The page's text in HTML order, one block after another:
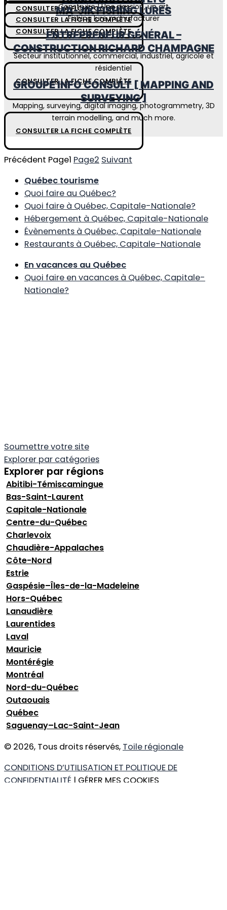
CONSULTER LA FICHE COMPLÈTE
Construire | Une passion, un art
CONSULTER LA FICHE COMPLÈTE
MA-JIK FISHING LURES
Fishing lure manufacturer
CONSULTER LA FICHE COMPLÈTE
ENTREPRENEUR GÉNÉRAL –
CONSTRUCTION RICHARD CHAMPAGNE
Secteur institutionnel, commercial, industriel, agricole et
résidentiel
CONSULTER LA FICHE COMPLÈTE
GROUPE INFO CONSULT [ MAPPING AND
SURVEYING ]
Mapping, surveying, digital imaging, photogrammetry, 3D
terrain modelling, and much more.
CONSULTER LA FICHE COMPLÈTE
Précédent Page1 Page2 Suivant
Québec tourisme
Quoi faire au Québec?
Quoi faire à Québec, Capitale-Nationale?
Hébergement à Québec, Capitale-Nationale
Évènements à Québec, Capitale-Nationale
Restaurants à Québec, Capitale-Nationale
En vacances au Québec
Quoi faire en vacances à Québec, Capitale-
Nationale?
Soumettre votre site
Explorer par catégories
Explorer par régions
Abitibi-Témiscamingue
Bas-Saint-Laurent
Capitale-Nationale
Centre-du-Québec
Charlevoix
Chaudière-Appalaches
Côte-Nord
Estrie
Gaspésie–Îles-de-la-Madeleine
Hors-Québec
Lanaudière
Laurentides
Laval
Mauricie
Montérégie
Montréal
Nord-du-Québec
Outaouais
Québec
Saguenay–Lac-Saint-Jean
© 2026, Tous droits réservés, Toile régionale
CONDITIONS D’UTILISATION ET POLITIQUE DE
CONFIDENTIALITÉ | GÉRER MES COOKIES